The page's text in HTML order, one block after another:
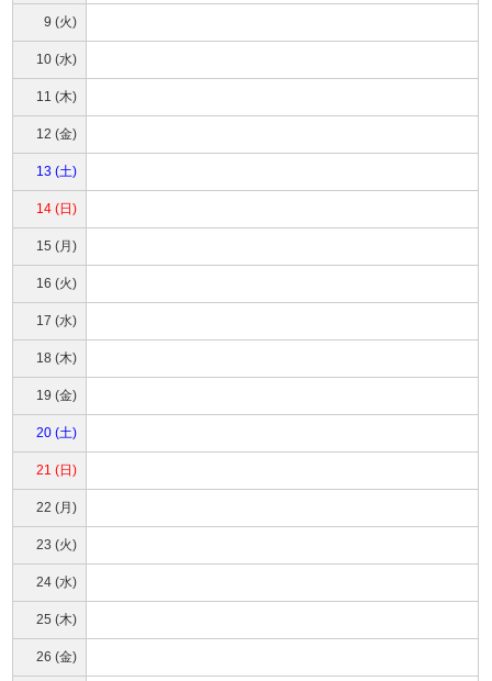
9 (火)
10 (水)
11 (木)
12 (金)
13 (土)
14 (日)
15 (月)
16 (火)
17 (水)
18 (木)
19 (金)
20 (土)
21 (日)
22 (月)
23 (火)
24 (水)
25 (木)
26 (金)